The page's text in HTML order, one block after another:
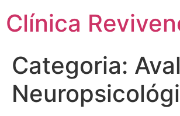
Clínica
Categoria: